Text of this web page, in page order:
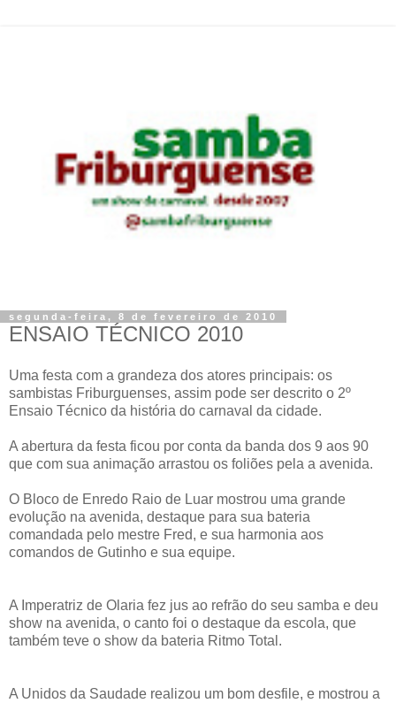
segunda-feira, 8 de fevereiro de 2010
ENSAIO TÉCNICO 2010
Uma festa com a grandeza dos atores principais: os
sambistas Friburguenses, assim pode ser descrito o 2º
Ensaio Técnico da história do carnaval da cidade.
A abertura da festa ficou por conta da banda dos 9 aos 90
que com sua animação arrastou os foliões pela a avenida.
O Bloco de Enredo Raio de Luar mostrou uma grande
evolução na avenida, destaque para sua bateria
comandada pelo mestre Fred, e sua harmonia aos
comandos de Gutinho e sua equipe.
A Imperatriz de Olaria fez jus ao refrão do seu samba e deu
show na avenida, o canto foi o destaque da escola, que
também teve o show da bateria Ritmo Total.
A Unidos da Saudade realizou um bom desfile, e mostrou a